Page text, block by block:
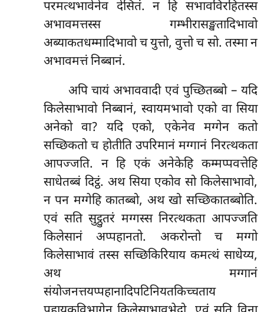
परमत्थभावेनेव देसितं. न हि सभावविरहितस्स
अभावमत्तस्स गम्भीरासङ्खतादिभावो
अब्याकतधम्मादिभावो च युत्तो, वुत्तो च सो. तस्मा न
अभावमत्तं निब्बानं.
अपि चायं अभाववादी एवं पुच्छितब्बो – यदि
किलेसाभावो निब्बानं, स्वायमभावो एको वा सिया
अनेको वा? यदि एको, एकेनेव मग्गेन कतो
सच्छिकतो च होतीति उपरिमानं मग्गानं निरत्थकता
आपज्जति. न हि एकं अनेकेहि कम्मप्पवत्तेहि
साधेतब्बं दिट्ठं. अथ सिया एकोव सो किलेसाभावो,
न पन मग्गेहि कातब्बो, अथ खो सच्छिकातब्बोति.
एवं सति सुट्ठुतरं मग्गस्स निरत्थकता आपज्जति
किलेसानं अप्पहानतो. अकरोन्तो च मग्गो
किलेसाभावं तस्स सच्छिकिरियाय कमत्थं साधेय्य,
अथ मग्गानं
संयोजनत्तयप्पहानादिपटिनियतकिच्चताय